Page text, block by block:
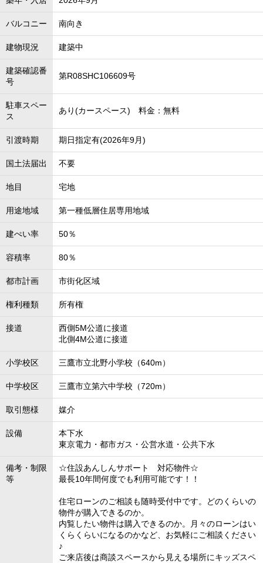
バルコニー 南向き
建物現況 建築中
建築確認番
号
第R08SHC106609号
駐車スペー
ス
あり(カースペース) 料金：無料
引渡時期 期日指定有(2026年9月)
国土法届出 不要
地目 宅地
用途地域 第一種低層住居専用地域
建ぺい率 50％
容積率 80％
都市計画 市街化区域
権利種類 所有権
接道
西側5M公道に接道
北側4M公道に接道
小学校区 三鷹市立北野小学校（640m）
中学校区 三鷹市立第六中学校（720m）
取引態様 媒介
設備
本下水
東京電力・都市ガス・公営水道・公共下水
備考・制限
等
☆住設あんしんサポート 対応物件☆
最長10年間何度でも利用可能です！！
住宅ローンのご相談も随時受付中です。どのくらいの
物件が購入できるのか。
内覧したい物件は購入できるのか。月々のローンはい
くらくらいになるのかなど、お気軽にご相談ください
♪
ご来店後は商談スペースから見える場所にキッズスペ